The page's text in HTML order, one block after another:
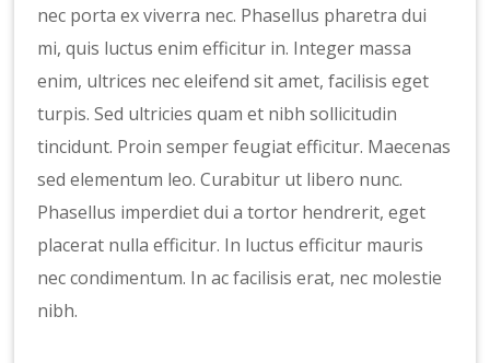
nec porta ex viverra nec. Phasellus pharetra dui
mi, quis luctus enim efficitur in. Integer massa
enim, ultrices nec eleifend sit amet, facilisis eget
turpis. Sed ultricies quam et nibh sollicitudin
tincidunt. Proin semper feugiat efficitur. Maecenas
sed elementum leo. Curabitur ut libero nunc.
Phasellus imperdiet dui a tortor hendrerit, eget
placerat nulla efficitur. In luctus efficitur mauris
nec condimentum. In ac facilisis erat, nec molestie
nibh.